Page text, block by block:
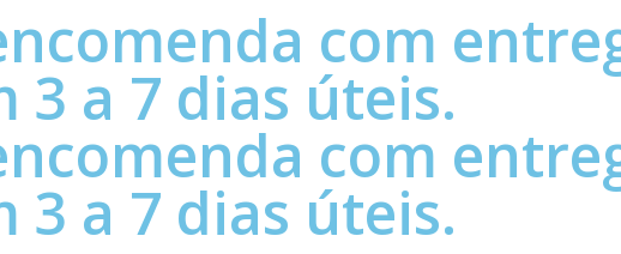
com
3 a 7 dias úteis.
com
3 a 7 dias úteis.